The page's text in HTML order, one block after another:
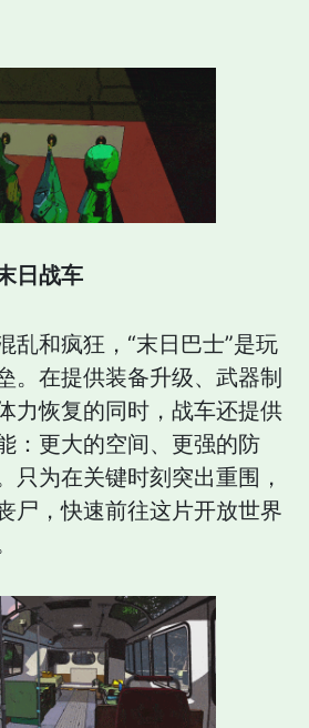
日战车
乱和疯狂，“末日巴士”是玩
。在提供装备升级、武器制
力恢复的同时，战车还提供
：更大的空间、更强的防
只为在关键时刻突出重围，
尸，快速前往这片开放世界